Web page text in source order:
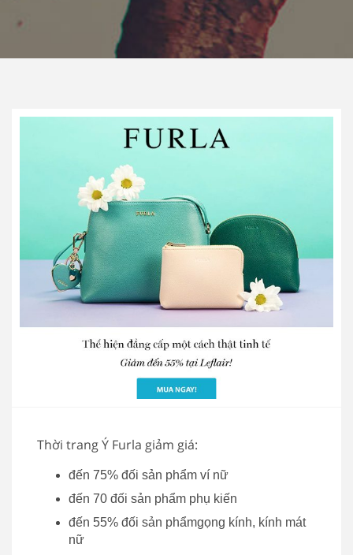
Thời trang Ý Furla giảm giá:
đến 75% đối sản phẩm ví nữ
đến 70 đối sản phẩm phụ kiến
đến 55% đối sản phẩmgọng kính, kính mát
nữ